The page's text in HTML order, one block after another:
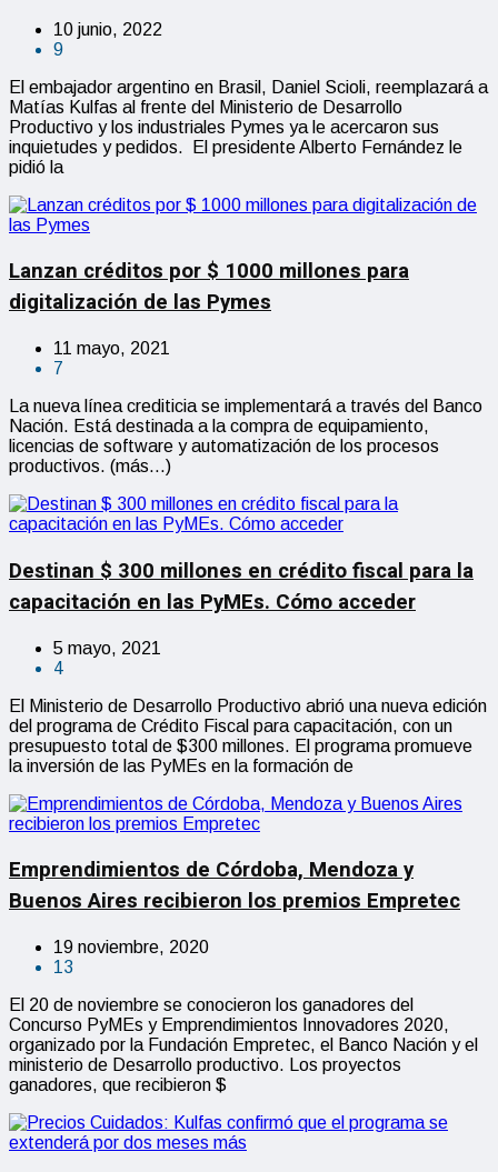
10 junio, 2022
9
El embajador argentino en Brasil, Daniel Scioli, reemplazará a
Matías Kulfas al frente del Ministerio de Desarrollo
Productivo y los industriales Pymes ya le acercaron sus
inquietudes y pedidos. El presidente Alberto Fernández le
pidió la
Lanzan créditos por $ 1000 millones para
digitalización de las Pymes
11 mayo, 2021
7
La nueva línea crediticia se implementará a través del Banco
Nación. Está destinada a la compra de equipamiento,
licencias de software y automatización de los procesos
productivos. (más…)
Destinan $ 300 millones en crédito fiscal para la
capacitación en las PyMEs. Cómo acceder
5 mayo, 2021
4
El Ministerio de Desarrollo Productivo abrió una nueva edición
del programa de Crédito Fiscal para capacitación, con un
presupuesto total de $300 millones. El programa promueve
la inversión de las PyMEs en la formación de
Emprendimientos de Córdoba, Mendoza y
Buenos Aires recibieron los premios Empretec
19 noviembre, 2020
13
El 20 de noviembre se conocieron los ganadores del
Concurso PyMEs y Emprendimientos Innovadores 2020,
organizado por la Fundación Empretec, el Banco Nación y el
ministerio de Desarrollo productivo. Los proyectos
ganadores, que recibieron $